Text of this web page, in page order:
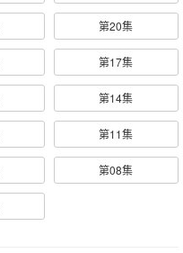
第20集
第17集
第14集
第11集
第08集